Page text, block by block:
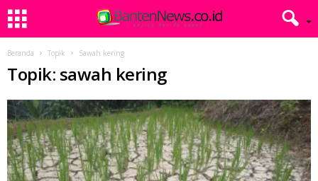
Beranda Topik Sawah kering
Topik: sawah kering